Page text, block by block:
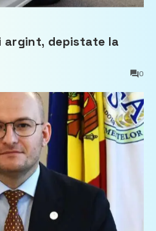
argint, depistate la
0